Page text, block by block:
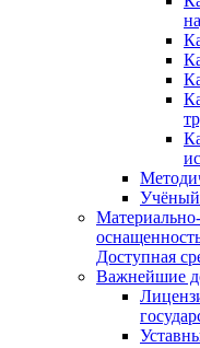
Учёный
Доступная
Важнейшие